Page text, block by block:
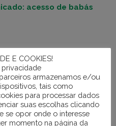
acesso de babás
E COOKIES!
armazenamos e/ou
tais como
para processar dados
suas escolhas clicando
se opor onde o interesse
momento na página da